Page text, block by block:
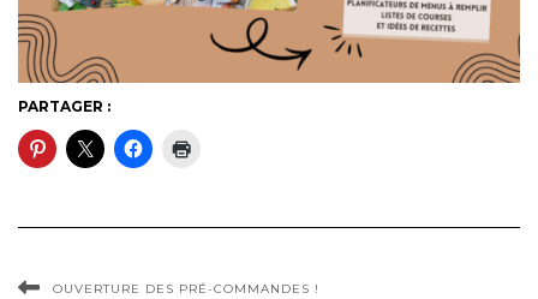
PARTAGER :
OUVERTURE DES PRÉ-COMMANDES !